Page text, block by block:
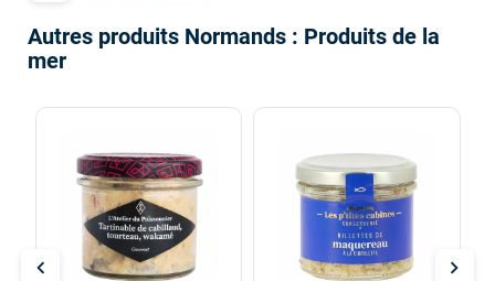
Autres produits Normands : Produits de la
mer
chevron_left chevron_right